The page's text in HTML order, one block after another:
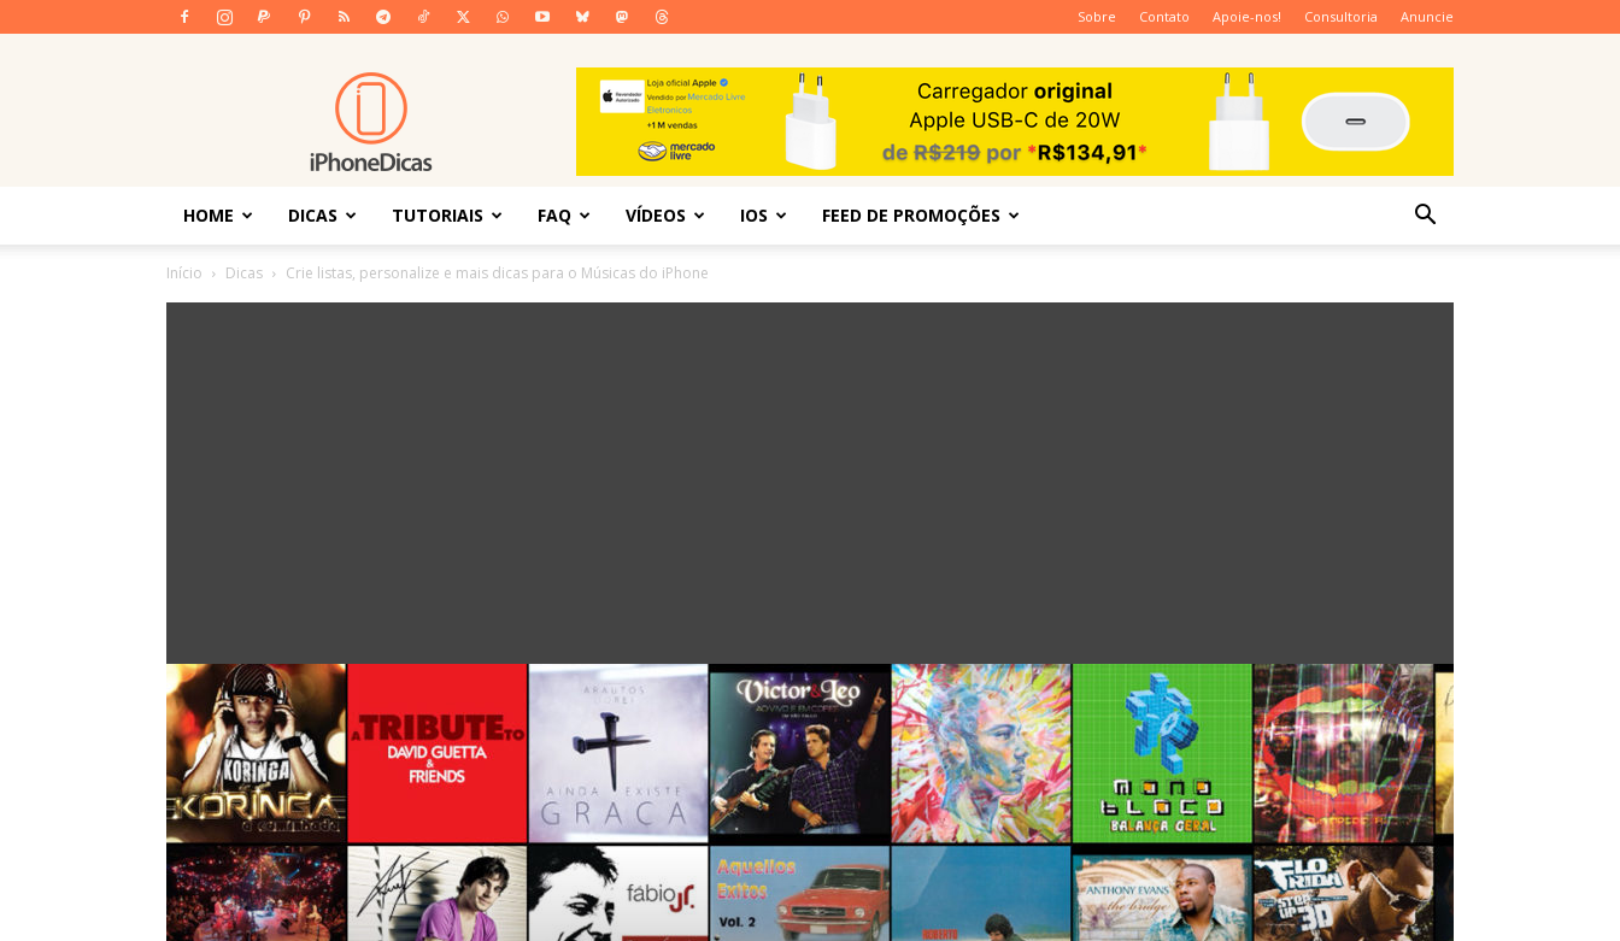
Sobre Contato Apoie-nos! Consultoria Anuncie
iPhoneDicas
HOME DICAS TUTORIAIS FAQ VÍDEOS IOS FEED DE PROMOÇÕES
Início Dicas Crie listas, personalize e mais dicas para o Músicas do iPhone